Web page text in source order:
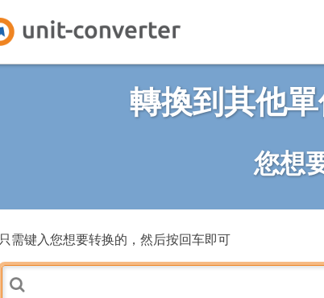
轉換到其他
您想
只需键入您想要转换的，然后按回车即可